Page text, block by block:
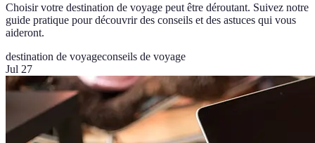
Choisir votre destination de voyage peut être déroutant. Suivez notre
guide pratique pour découvrir des conseils et des astuces qui vous
aideront.
destination de voyageconseils de voyage
Jul 27